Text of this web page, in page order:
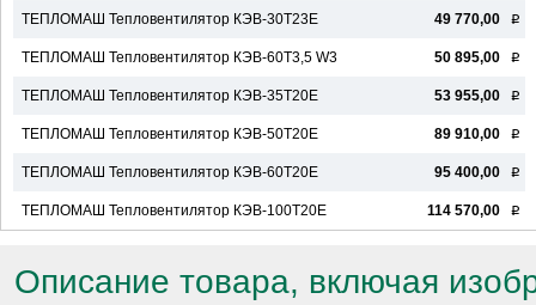
ТЕПЛОМАШ Тепловентилятор КЭВ-30Т23Е 49 770,00 q
ТЕПЛОМАШ Тепловентилятор КЭВ-60Т3,5 W3 50 895,00 q
ТЕПЛОМАШ Тепловентилятор КЭВ-35Т20Е 53 955,00 q
ТЕПЛОМАШ Тепловентилятор КЭВ-50Т20Е 89 910,00 q
ТЕПЛОМАШ Тепловентилятор КЭВ-60Т20Е 95 400,00 q
ТЕПЛОМАШ Тепловентилятор КЭВ-100Т20Е 114 570,00 q
Описание товара, включая